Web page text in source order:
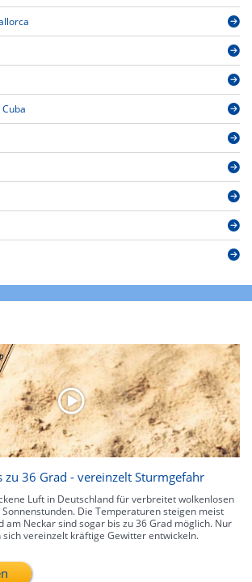
zu 36 Grad - vereinzelt Sturmgefahr
Luft in Deutschland für verbreitet wolkenlosen
Die Temperaturen steigen meist
am Neckar sind sogar bis zu 36 Grad möglich. Nur
sich vereinzelt kräftige Gewitter entwickeln.